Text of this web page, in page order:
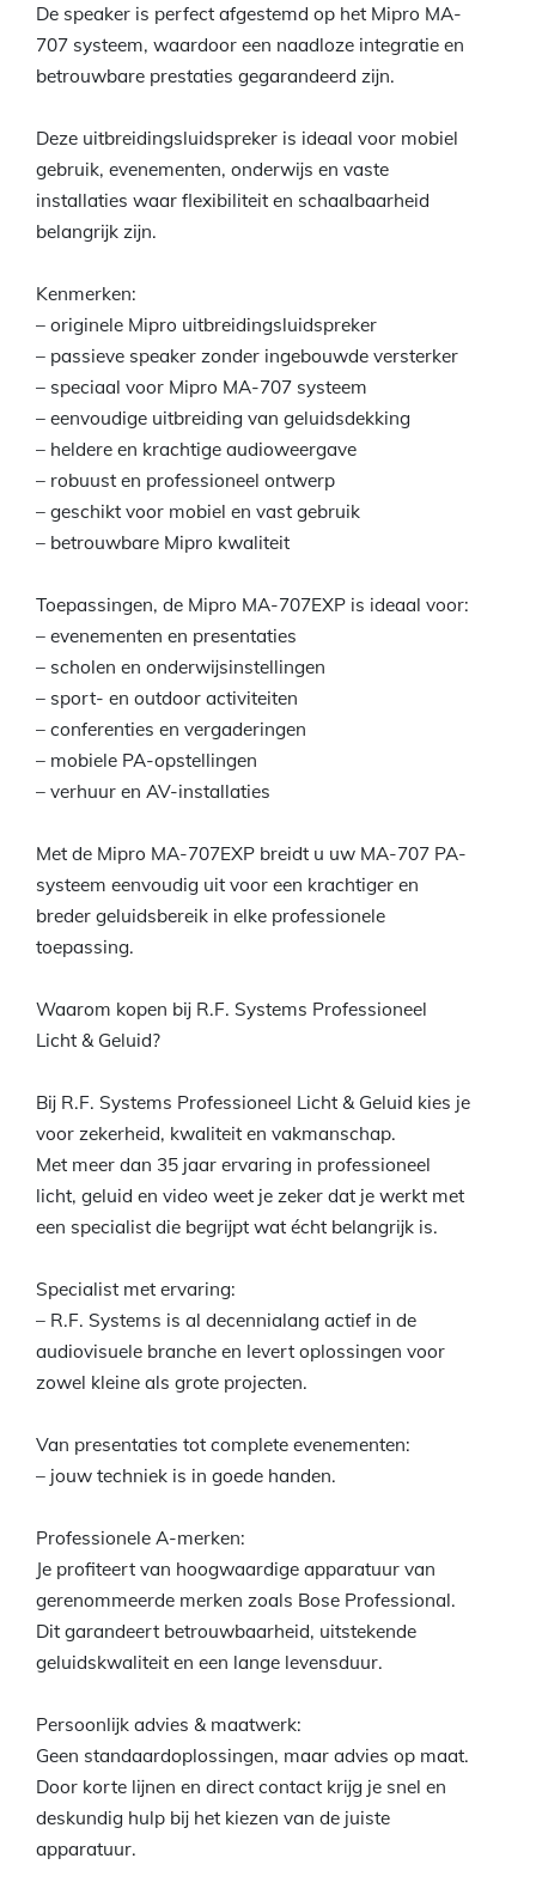
De speaker is perfect afgestemd op het Mipro MA-
707 systeem, waardoor een naadloze integratie en
betrouwbare prestaties gegarandeerd zijn.
Deze uitbreidingsluidspreker is ideaal voor mobiel
gebruik, evenementen, onderwijs en vaste
installaties waar flexibiliteit en schaalbaarheid
belangrijk zijn.
Kenmerken:
– originele Mipro uitbreidingsluidspreker
– passieve speaker zonder ingebouwde versterker
– speciaal voor Mipro MA-707 systeem
– eenvoudige uitbreiding van geluidsdekking
– heldere en krachtige audioweergave
– robuust en professioneel ontwerp
– geschikt voor mobiel en vast gebruik
– betrouwbare Mipro kwaliteit
Toepassingen, de Mipro MA-707EXP is ideaal voor:
– evenementen en presentaties
– scholen en onderwijsinstellingen
– sport- en outdoor activiteiten
– conferenties en vergaderingen
– mobiele PA-opstellingen
– verhuur en AV-installaties
Met de Mipro MA-707EXP breidt u uw MA-707 PA-
systeem eenvoudig uit voor een krachtiger en
breder geluidsbereik in elke professionele
toepassing.
Waarom kopen bij R.F. Systems Professioneel
Licht & Geluid?
Bij R.F. Systems Professioneel Licht & Geluid kies je
voor zekerheid, kwaliteit en vakmanschap.
Met meer dan 35 jaar ervaring in professioneel
licht, geluid en video weet je zeker dat je werkt met
een specialist die begrijpt wat écht belangrijk is.
Specialist met ervaring:
– R.F. Systems is al decennialang actief in de
audiovisuele branche en levert oplossingen voor
zowel kleine als grote projecten.
Van presentaties tot complete evenementen:
– jouw techniek is in goede handen.
Professionele A-merken:
Je profiteert van hoogwaardige apparatuur van
gerenommeerde merken zoals Bose Professional.
Dit garandeert betrouwbaarheid, uitstekende
geluidskwaliteit en een lange levensduur.
Persoonlijk advies & maatwerk:
Geen standaardoplossingen, maar advies op maat.
Door korte lijnen en direct contact krijg je snel en
deskundig hulp bij het kiezen van de juiste
apparatuur.